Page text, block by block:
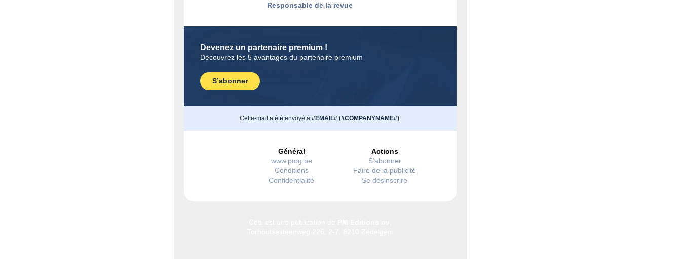
Responsable de la revue
Devenez un partenaire premium !
Découvrez les 5 avantages du partenaire premium
S’abonner
Cet e-mail a été envoyé à #EMAIL# (#COMPANYNAME#).
Général
www.pmg.be
Conditions
Confidentialité
Actions
S’abonner
Faire de la publicité
Se désinscrire